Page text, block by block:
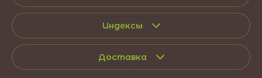
Индексы
Доставка